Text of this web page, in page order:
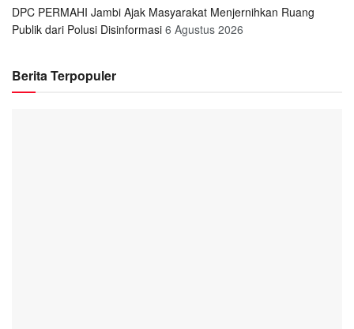
DPC PERMAHI Jambi Ajak Masyarakat Menjernihkan Ruang
Publik dari Polusi Disinformasi 6 Agustus 2026
Berita Terpopuler